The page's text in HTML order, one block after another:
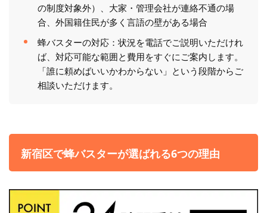
の制度対象外）、大家・管理会社が連絡不通の場
合、外国籍住民が多く言語の壁がある場合
蜂バスターの対応：状況を電話でご説明いただけれ
ば、対応可能な範囲と費用をすぐにご案内します。
「誰に頼めばいいかわからない」という段階からご
相談いただけます。
新宿区で蜂バスターが選ばれる6つの理由